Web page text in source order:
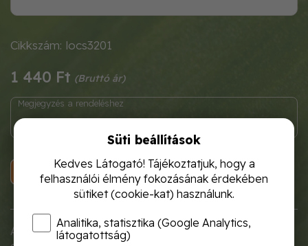
Cikkszám: locs3201
1 440 Ft
KOSÁRBA
Az öntözőkanna egyik legfontosabb jellemzője a
Süti beállítások
Kedves Látogató! Tájékoztatjuk, hogy a
felhasználói élmény fokozásának érdekében
sütiket (cookie-kat) használunk.
Analitika, statisztika (Google Analytics,
látogatottság)